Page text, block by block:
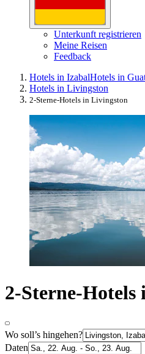
Unterkunft registrieren
Meine Reisen
Feedback
Hotels in IzabalHotels in
Hotels in Livingston
2-Sterne-Hotels in Livingston
2-Sterne-
Wo soll’s hingehen?
Daten